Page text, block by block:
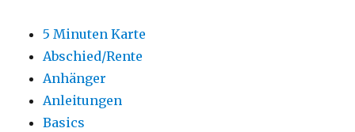
5 Minuten Karte
Abschied/Rente
Anhänger
Anleitungen
Basics